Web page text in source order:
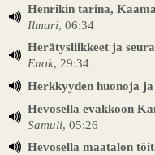
Henrikin tarina,
Ilmari, 06:34
Herätysliikkeet ja
Enok, 29:34
Herkkyyden huonoja
Hevosella evakkoon
Samuli, 05:26
Hevosella maatalon